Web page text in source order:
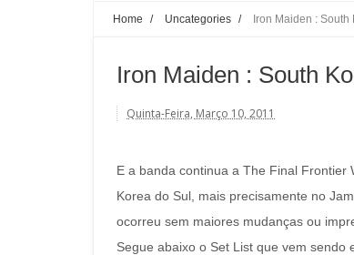
Home / Uncategories / Iron Maiden : South
Iron Maiden : South
Quinta-Feira, Março 10, 2011
E a banda continua a The Final Frontier
Korea do Sul, mais precisamente no
ocorreu sem maiores mudanças ou
Segue abaixo o Set List que vem sendo